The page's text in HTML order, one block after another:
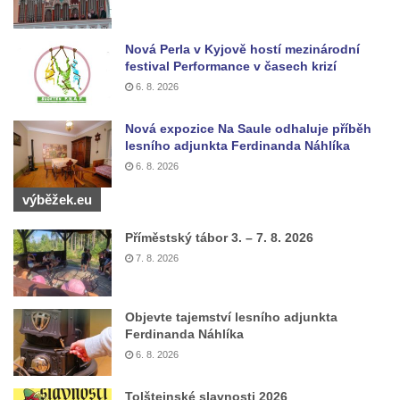
Pomník Vojtěcha Adalberta Lanny v parku
Na Sadech v Českých Budějovicích
Pomník Přemysla Otakara II. v parku Na
Sadech v Českých Budějovicích
Socha Mateřství v parku Na Sadech v
Českých Budějovicích
Památník Otokara Mokrého v parku Na
Sadech v Českých Budějovicích
Pražské třídě v Českých Budějovicích
Socha Civilizovaní na Husově třídě v
Českých Budějovicích
Socha svatého Jana Nepomuckého Na
Sadech u Mlýnské stoky v Českých
Budějovicích
Nová Perla v Kyjově hostí mezinárodní
festival Performance v časech krizí
6. 8. 2026
Nová expozice Na Saule odhaluje příběh
lesního adjunkta Ferdinanda Náhlíka
6. 8. 2026
výběžek.eu
Příměstský tábor 3. – 7. 8. 2026
7. 8. 2026
Objevte tajemství lesního adjunkta
Ferdinanda Náhlíka
6. 8. 2026
Tolštejnské slavnosti 2026